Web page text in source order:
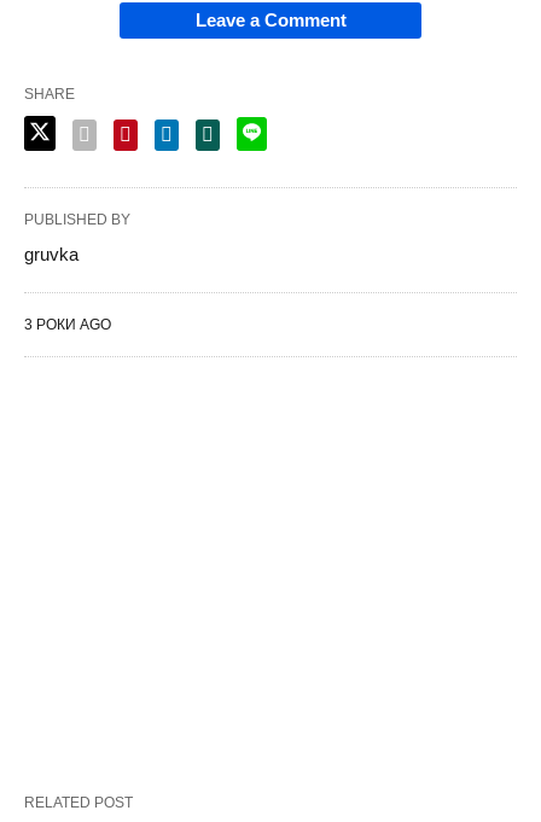
Leave a Comment
SHARE
PUBLISHED BY
gruvka
3 РОКИ AGO
RELATED POST